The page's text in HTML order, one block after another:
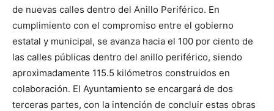
de nuevas calles dentro del Anillo Periférico. En
cumplimiento con el compromiso entre el gobierno
estatal y municipal, se avanza hacia el 100 por ciento de
las calles públicas dentro del anillo periférico, siendo
aproximadamente 115.5 kilómetros construidos en
colaboración. El Ayuntamiento se encargará de dos
terceras partes, con la intención de concluir estas obras